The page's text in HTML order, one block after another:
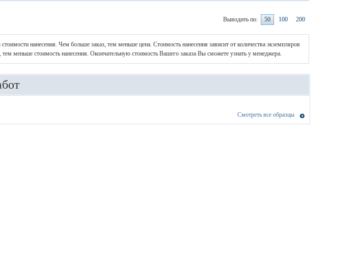
Выводить по: 50 100 200
нанесения. Чем больше заказ, тем меньше цена. Стоимость нанесения зависит от количества экземпляров
меньше стоимость нанесения. Окончательную стоимость Вашего заказа Вы сможете узнать у менеджера.
Смотреть все образцы